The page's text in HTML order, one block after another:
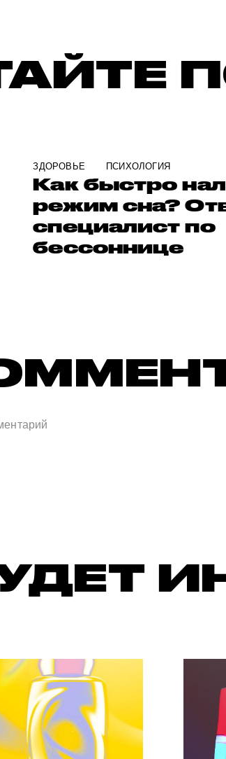
ЗДОРОВЬЕ ПСИХОЛОГИЯ
Как быстро
режим сна?
специалист по
бессоннице